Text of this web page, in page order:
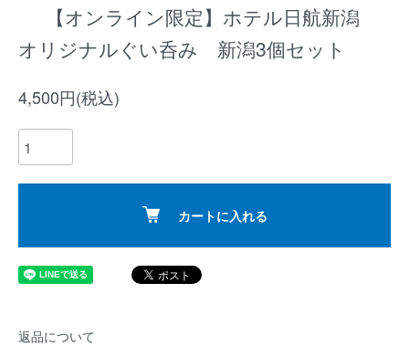
【オンライン限定】ホテル日航新潟
オリジナルぐい呑み 新潟3個セット
4,500円(税込)
カートに入れる
返品について